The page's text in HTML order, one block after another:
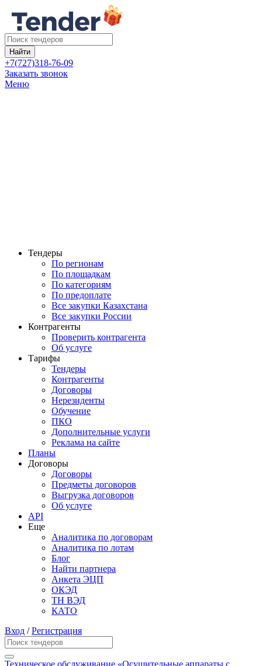
Найти
+7(727)318-76-09
Заказать звонок
Меню
Тендеры
По регионам
По площадкам
По категориям
По предоплате
Все закупки Казахстана
Все закупки России
Контрагенты
Проверить контрагента
Об услуге
Тарифы
Тендеры
Контрагенты
Договоры
Нерезиденты
Обучение
ПКО
Дополнительные услуги
Реклама на сайте
Планы
Договоры
Договоры
Предметы договоров
Выгрузка договоров
Об услуге
API
Еще
Аналитика по договорам
Аналитика по лотам
Блог
Найти партнера
Анкета ЭЦП
ОКЭД
ТН ВЭД
КАТО
Вход /Регистрация